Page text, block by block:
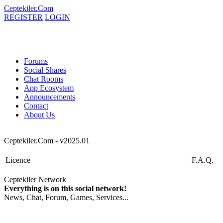
Ceptekiler.Com
REGISTER LOGIN
Forums
Social Shares
Chat Rooms
App Ecosystem
Announcements
Contact
About Us
Ceptekiler.Com - v2025.01
Licence F.A.Q.
Ceptekiler Network
Everything is on this social network!
News, Chat, Forum, Games, Services...